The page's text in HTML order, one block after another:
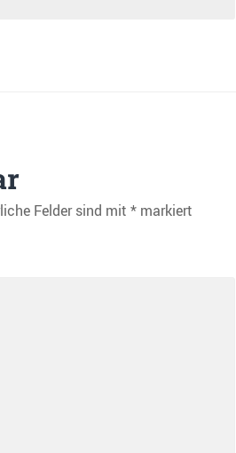
Felder sind mit *markiert